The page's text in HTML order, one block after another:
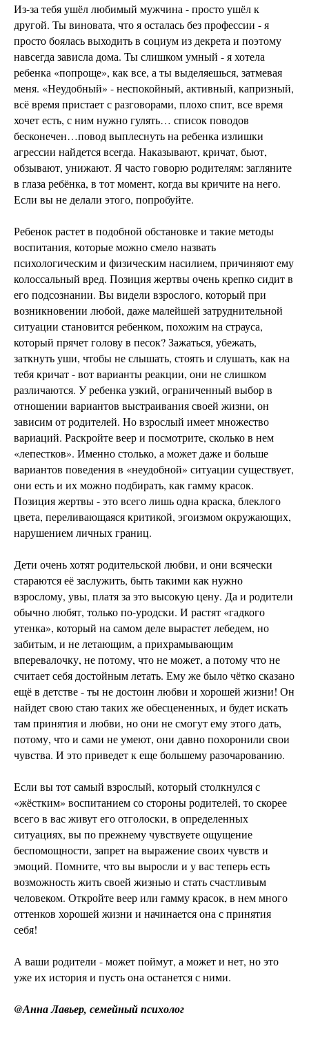
Из-за тебя ушёл любимый мужчина - просто ушёл к
другой. Ты виновата, что я осталась без профессии - я
просто боялась выходить в социум из декрета и поэтому
навсегда зависла дома. Ты слишком умный - я хотела
ребенка «попроще», как все, а ты выделяешься, затмевая
меня. «Неудобный» - неспокойный, активный, капризный,
всё время пристает с разговорами, плохо спит, все время
хочет есть, с ним нужно гулять… список поводов
бесконечен…повод выплеснуть на ребенка излишки
агрессии найдется всегда. Наказывают, кричат, бьют,
обзывают, унижают. Я часто говорю родителям: загляните
в глаза ребёнка, в тот момент, когда вы кричите на него.
Если вы не делали этого, попробуйте.
Ребенок растет в подобной обстановке и такие методы
воспитания, которые можно смело назвать
психологическим и физическим насилием, причиняют ему
колоссальный вред. Позиция жертвы очень крепко сидит в
его подсознании. Вы видели взрослого, который при
возникновении любой, даже малейшей затруднительной
ситуации становится ребенком, похожим на страуса,
который прячет голову в песок? Зажаться, убежать,
заткнуть уши, чтобы не слышать, стоять и слушать, как на
тебя кричат - вот варианты реакции, они не слишком
различаются. У ребенка узкий, ограниченный выбор в
отношении вариантов выстраивания своей жизни, он
зависим от родителей. Но взрослый имеет множество
вариаций. Раскройте веер и посмотрите, сколько в нем
«лепестков». Именно столько, а может даже и больше
вариантов поведения в «неудобной» ситуации существует,
они есть и их можно подбирать, как гамму красок.
Позиция жертвы - это всего лишь одна краска, блеклого
цвета, переливающаяся критикой, эгоизмом окружающих,
нарушением личных границ.
Дети очень хотят родительской любви, и они всячески
стараются её заслужить, быть такими как нужно
взрослому, увы, платя за это высокую цену. Да и родители
обычно любят, только по-уродски. И растят «гадкого
утенка», который на самом деле вырастет лебедем, но
забитым, и не летающим, а прихрамывающим
вперевалочку, не потому, что не может, а потому что не
считает себя достойным летать. Ему же было чётко сказано
ещё в детстве - ты не достоин любви и хорошей жизни! Он
найдет свою стаю таких же обесцененных, и будет искать
там принятия и любви, но они не смогут ему этого дать,
потому, что и сами не умеют, они давно похоронили свои
чувства. И это приведет к еще большему разочарованию.
Если вы тот самый взрослый, который столкнулся с
«жёстким» воспитанием со стороны родителей, то скорее
всего в вас живут его отголоски, в определенных
ситуациях, вы по прежнему чувствуете ощущение
беспомощности, запрет на выражение своих чувств и
эмоций. Помните, что вы выросли и у вас теперь есть
возможность жить своей жизнью и стать счастливым
человеком. Откройте веер или гамму красок, в нем много
оттенков хорошей жизни и начинается она с принятия
себя!
А ваши родители - может поймут, а может и нет, но это
уже их история и пусть она останется с ними.
@Анна Лавьер, семейный психолог